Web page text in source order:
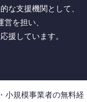
な支援機関として、
を担い、
援しています。
小規模事業者の無料経